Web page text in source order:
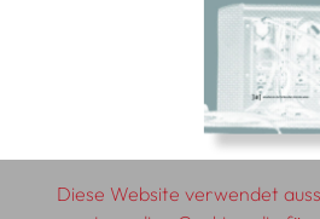
Diese Website verwendet